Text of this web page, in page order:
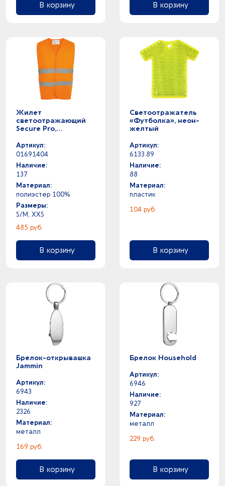
В корзину В корзину
Жилет
светоотражающий
Secure Pro,
Артикул:
01691404
Наличие:
137
Материал:
полиэстер 100%
Размеры:
S/M, XXS
485 руб.
В корзину
Светоотражатель
«Футболка», неон-
желтый
Артикул:
6133.89
Наличие:
88
Материал:
пластик
104 руб.
В корзину
Брелок-открывашка
Jammin
Артикул:
6943
Наличие:
2326
Материал:
металл
169 руб.
В корзину
Брелок Household
Артикул:
6946
Наличие:
927
Материал:
металл
229 руб.
В корзину